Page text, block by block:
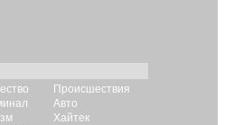
Происшествия
Авто
Хайтек